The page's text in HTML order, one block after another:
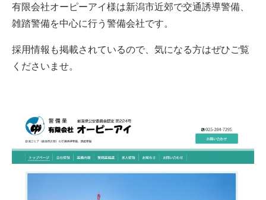
有限会社オーピーアイ様は新潟市近郊で交通誘導警備、
雑踏警備を中心に行う警備会社です。
採用情報も掲載されているので、気になる方はぜひご覧
くださいませ。